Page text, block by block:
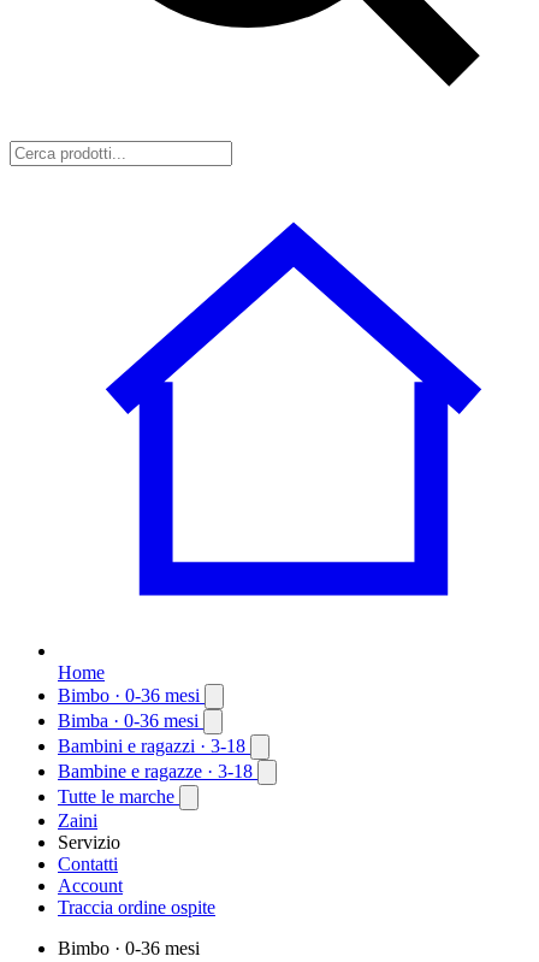
Home
Bimbo · 0-36 mesi
Bimba · 0-36 mesi
Bambini e ragazzi · 3-18
Bambine e ragazze · 3-18
Tutte le marche
Zaini
Servizio
Contatti
Account
Traccia ordine ospite
Bimbo · 0-36 mesi